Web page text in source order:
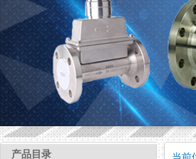
产品目录